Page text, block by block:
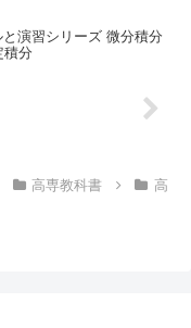
演習シリーズ 微分積分
積分
高専教科書
高